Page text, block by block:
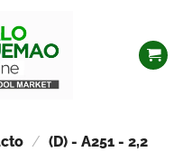
/ (D) - A251 - 2,2